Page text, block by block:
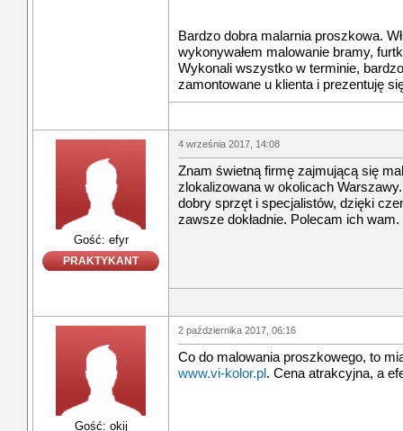
Bardzo dobra malarnia proszkowa.
wykonywałem malowanie bramy,
Wykonali wszystko w terminie,
zamontowane u klienta i prezentuję
Gość: efyr
PRAKTYKANT
4 września 2017, 14:08
Znam świetną firmę zajmującą się
zlokalizowana w okolicach
dobry sprzęt i specjalistów, dzięki
zawsze dokładnie. Polecam ich wam.
Gość: okij
2 października 2017, 06:16
Co do malowania proszkowego, to
www.vi-kolor.pl. Cena atrakcyjna, a